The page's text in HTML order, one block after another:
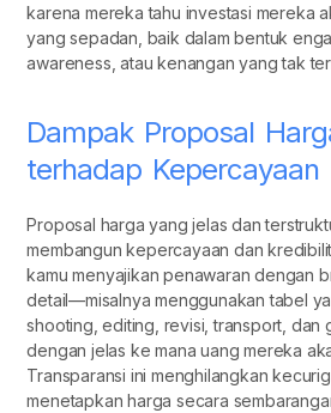
karena mereka tahu investasi mereka
yang sepadan, baik dalam bentuk
awareness, atau kenangan yang tak
Dampak Proposal
terhadap Kepercayaan
Proposal harga yang jelas dan
membangun kepercayaan dan
kamu menyajikan penawaran dengan
detail—misalnya menggunakan tabel
shooting, editing, revisi, transport, dan
dengan jelas ke mana uang mereka
Transparansi ini menghilangkan
menetapkan harga secara